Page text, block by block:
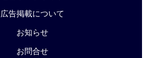
広告掲載について
お知らせ
お問合せ